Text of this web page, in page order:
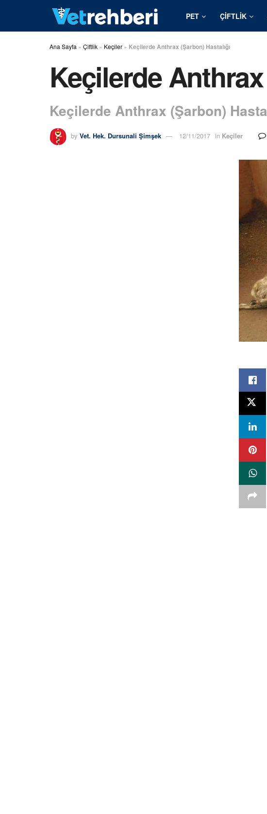
PET ÇIFTLIK
Ana Sayfa » Çiftlik » Keçiler » Keçilerde Anthrax (Şarbon) Hastalığı
Keçilerde Anthrax
Keçilerde Anthrax (Şarbon)
by Vet. Hek. Dursunali Şimşek 12/11/2017 in Keçiler